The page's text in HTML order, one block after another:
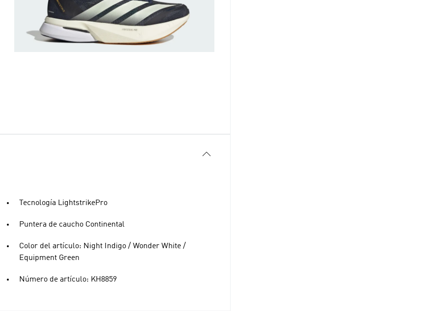
Tecnología LightstrikePro
Puntera de caucho Continental
Color del artículo: Night Indigo / Wonder White /
Equipment Green
Número de artículo: KH8859